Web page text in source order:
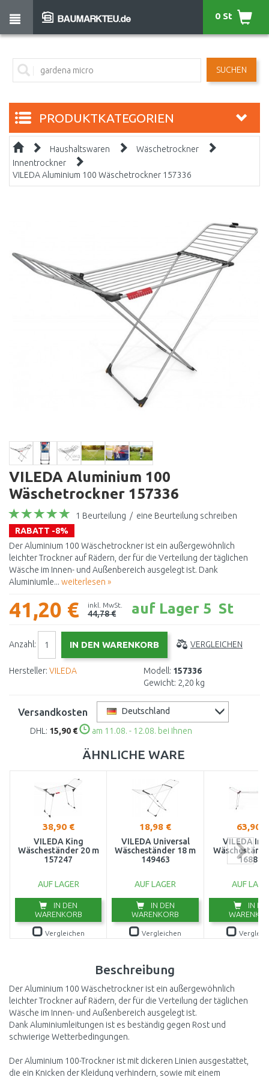
SUCHEN
0 St
PRODUKTKATEGORIEN
Haushaltswaren
Wäschetrockner
Innentrockner
VILEDA Aluminium 100 Wäschetrockner 157336
VILEDA Aluminium 100
Wäschetrockner 157336
1 Beurteilung / eine Beurteilung schreiben
RABATT -8%
Der Aluminium 100 Wäschetrockner ist ein außergewöhnlich
leichter Trockner auf Rädern, der für die Verteilung der täglichen
Wäsche im Innen- und Außenbereich ausgelegt ist. Dank
Aluminiumle... weiterlesen »
41,20 € inkl. MwSt.
44,78 € auf Lager 5 St
Anzahl: VERGLEICHEN
Hersteller: VILEDA Modell: 157336
Gewicht: 2,20 kg
Versandkosten Deutschland
DHL: 15,90 € am 11.08. - 12.08. bei Ihnen
ÄHNLICHE WARE
38,90 €
VILEDA King
Wäscheständer 20 m
157247
AUF LAGER
IN DEN
WARENKORB
Vergleichen
18,98 €
VILEDA Universal
Wäscheständer 18 m
149463
AUF LAGER
IN DEN
WARENKORB
Vergleichen
63,90 €
VILEDA
168895
AUF
IN
Beschreibung
Der Aluminium 100 Wäschetrockner ist ein außergewöhnlich
leichter Trockner auf Rädern, der für die Verteilung der täglichen
Wäsche im Innen- und Außenbereich ausgelegt ist.
Dank Aluminiumleitungen ist es beständig gegen Rost und
schwierige Wetterbedingungen.
Der Aluminium 100-Trockner ist mit dickeren Linien ausgestattet,
die ein Knicken der Kleidung verhindern, sowie mit einem